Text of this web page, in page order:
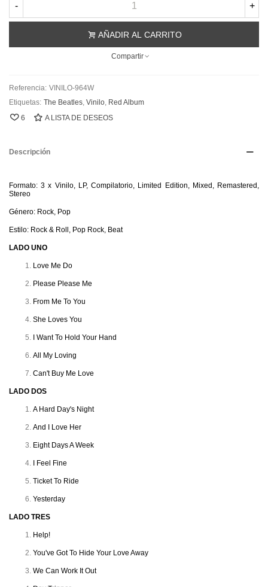
- +
AÑADIR AL CARRITO
Compartir
Referencia: VINILO-964W
Etiquetas: The Beatles, Vinilo, Red Album
6
A LISTA DE DESEOS
Descripción
Formato: 3 x Vinilo, LP, Compilatorio, Limited Edition, Mixed, Remastered,
Stereo
Género: Rock, Pop
Estilo: Rock & Roll, Pop Rock, Beat
LADO UNO
Love Me Do
Please Please Me
From Me To You
She Loves You
I Want To Hold Your Hand
All My Loving
Can't Buy Me Love
LADO DOS
A Hard Day's Night
And I Love Her
Eight Days A Week
I Feel Fine
Ticket To Ride
Yesterday
LADO TRES
Help!
You've Got To Hide Your Love Away
We Can Work It Out